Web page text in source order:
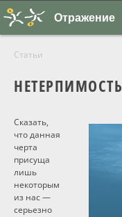
+7
(831)
230-
22-
Отражение
Статьи
НЕТЕРПИМОСТЬ
Сказать,
что данная
черта
присуща
лишь
некоторым
из нас —
серьезно